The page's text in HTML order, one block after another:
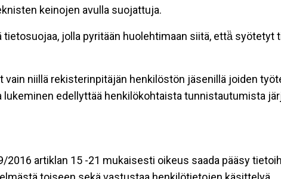
keinojen avulla suojattuja.
jolla pyritään huolehtimaan siitä, että̈
niillä rekisterinpitäjän henkilöstön jäsenillä joiden
edellyttää henkilökohtaista tunnistautumista
artiklan 15 -21 mukaisesti oikeus saada pääsy